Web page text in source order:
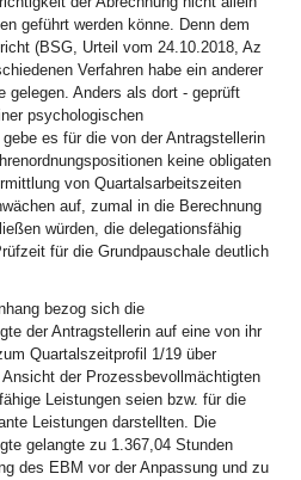
geführt werden könne. Denn dem
(BSG, Urteil vom 24.10.2018, Az
Verfahren habe ein anderer
gelegen. Anders als dort - geprüft
psychologischen
es für die von der Antragstellerin
keine obligaten
von Quartalsarbeitszeiten
auf, zumal in die Berechnung
würden, die delegationsfähig
für die Grundpauschale deutlich
bezog sich die
der Antragstellerin auf eine von ihr
Quartalszeitprofil 1/19 über
der Prozessbevollmächtigten
Leistungen seien bzw. für die
Leistungen darstellten. Die
gelangte zu 1.367,04 Stunden
des EBM vor der Anpassung und zu